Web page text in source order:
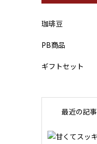
珈琲豆
PB商品
ギフトセット
最近の記事